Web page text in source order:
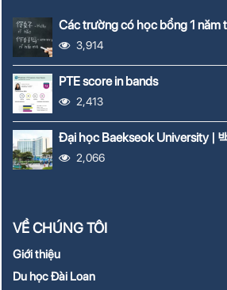
Các trường có học bổng 1 năm
3,914
PTE score in bands
2,413
Đại học Baekseok University |
2,066
VỀ CHÚNG TÔI
Giới thiệu
Du học Đài Loan